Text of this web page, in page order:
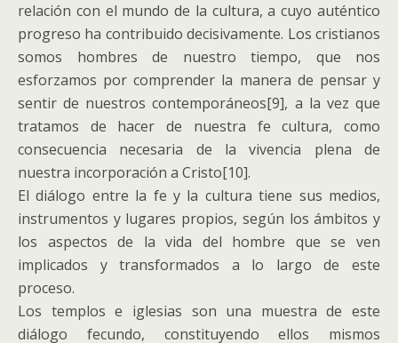
relación con el mundo de la cultura, a cuyo auténtico
progreso ha contribuido decisivamente. Los cristianos
somos hombres de nuestro tiempo, que nos
esforzamos por comprender la manera de pensar y
sentir de nuestros contemporáneos[9], a la vez que
tratamos de hacer de nuestra fe cultura, como
consecuencia necesaria de la vivencia plena de
nuestra incorporación a Cristo[10].
El diálogo entre la fe y la cultura tiene sus medios,
instrumentos y lugares propios, según los ámbitos y
los aspectos de la vida del hombre que se ven
implicados y transformados a lo largo de este
proceso.
Los templos e iglesias son una muestra de este
diálogo fecundo, constituyendo ellos mismos